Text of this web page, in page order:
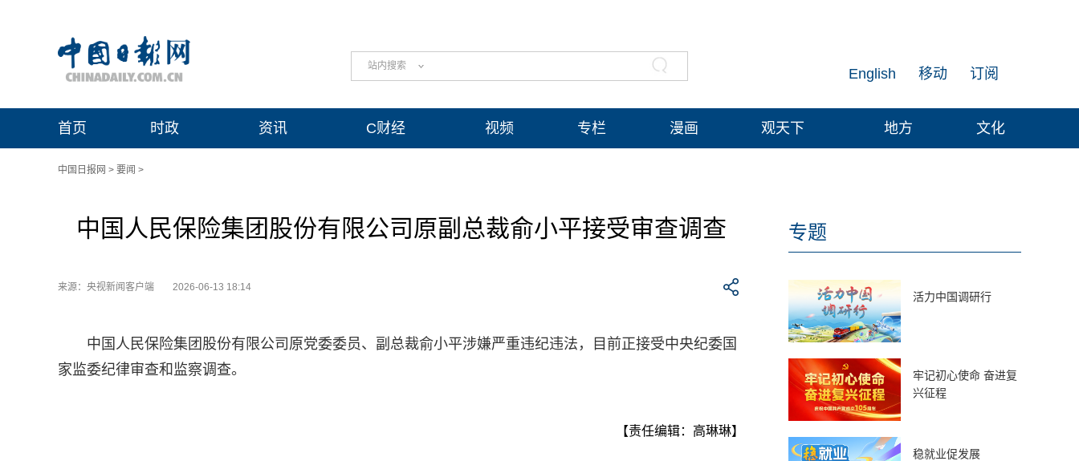
站内搜索 订阅
移动
English
首页 时政 资讯 C财经 视频 专栏 漫画 观天下 地方 文化
中国日报网 > 要闻 >
中国人民保险集团股份有限公司原副总裁俞小平接受审查调查
来源：央视新闻客户端 2026-06-13 18:14
中国人民保险集团股份有限公司原党委委员、副总裁俞小平涉嫌严重违纪违法，目前正接受中央纪委国
家监委纪律审查和监察调查。
【责任编辑：高琳琳】
专题
活力中国调研行
牢记初心使命 奋进复
兴征程
稳就业促发展